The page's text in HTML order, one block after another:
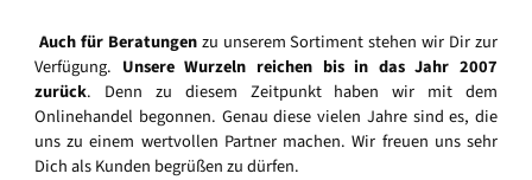
Auch für Beratungenzu unserem Sortiment stehen wir Dir zur
Verfügung. Unsere Wurzeln reichen bis in das Jahr 2007
zurück. Denn zu diesem Zeitpunkt haben wir mit dem
Onlinehandel begonnen. Genau diese vielen Jahre sind es, die
uns zu einem wertvollen Partner machen. Wir freuen uns sehr
Dich als Kunden begrüßen zu dürfen.